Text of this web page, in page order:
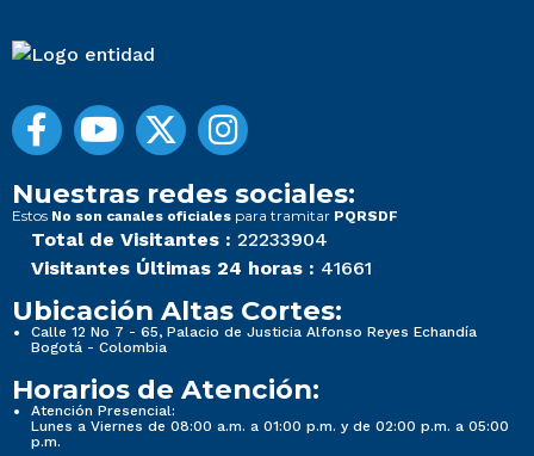
Nuestras redes sociales:
Estos No son canales oficiales para tramitar PQRSDF
Total de Visitantes : 22233904
Visitantes Últimas 24 horas : 41661
Ubicación Altas Cortes:
Calle 12 No 7 - 65, Palacio de Justicia Alfonso Reyes Echandía
Bogotá - Colombia
Horarios de Atención:
Atención Presencial:
Lunes a Viernes de 08:00 a.m. a 01:00 p.m. y de 02:00 p.m. a 05:00
p.m.